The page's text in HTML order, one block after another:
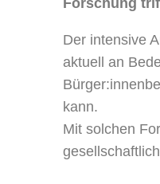
Der intensive
aktuell an
kann.
Mit solchen